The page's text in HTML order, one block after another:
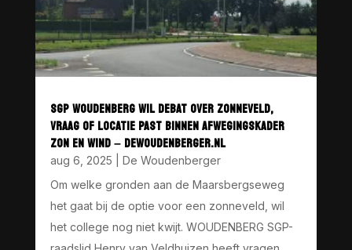
SGP WOUDENBERG WIL DEBAT OVER ZONNEVELD,
VRAAG OF LOCATIE PAST BINNEN AFWEGINGSKADER
ZON EN WIND – DEWOUDENBERGER.NL
aug 6, 2025
De Woudenberger
Om welke gronden aan de Maarsbergseweg
het gaat bij de optie voor een zonneveld, wil
het college nog niet kwijt. WOUDENBERG SGP-